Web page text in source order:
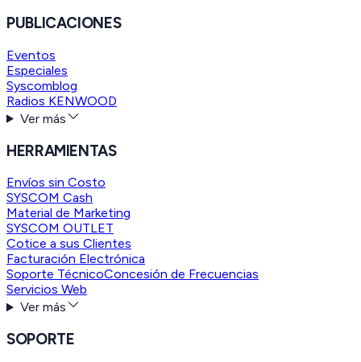
PUBLICACIONES
Eventos
Especiales
Syscomblog
Radios KENWOOD
Ver más
HERRAMIENTAS
Envíos sin Costo
SYSCOM Cash
Material de Marketing
SYSCOM OUTLET
Cotice a sus Clientes
Facturación Electrónica
Soporte TécnicoConcesión de Frecuencias
Servicios Web
Ver más
SOPORTE